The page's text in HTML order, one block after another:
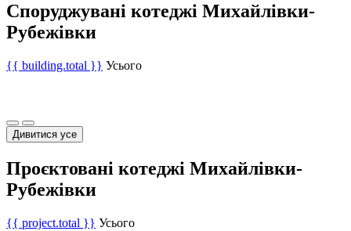
Споруджувані котеджі Михайлівки-
Рубежівки
{{ building.total }} Усього
Дивитися усе
Проєктовані котеджі Михайлівки-
Рубежівки
{{ project.total }} Усього